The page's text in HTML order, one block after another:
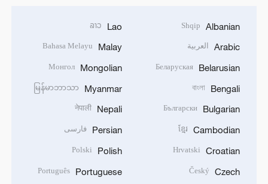
Albanian
Shqip
Arabic العربية
Belarusian
Беларуская
Bengali
বাংলা
Bulgarian
Български
Cambodian
ខ្មែរ
Croatian
Hrvatski
Czech
Český
Lao
ລາວ
Malay
Bahasa Melayu
Mongolian
Монгол
Myanmar
မြန်မာဘာသာ
Nepali
नेपाली
Persian فارسی
Polish
Polski
Portuguese
Português